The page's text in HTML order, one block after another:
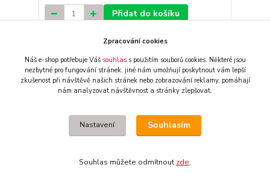
Přidat do košíku
Zpracování cookies
Náš e-shop potřebuje Váš souhlass použitím souborů cookies. Některé jsou
nezbytné pro fungování stránek, jiné nám umožňují poskytnout vám lepší
zkušenost při návštěvě našich stránek nebo zobrazování reklamy, pomáhají
nám analyzovat návštěvnost a stránky zlepšovat.
Nastavení Souhlasím
Souhlas můžete odmítnout zde.